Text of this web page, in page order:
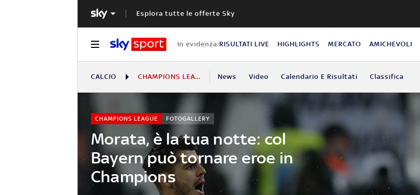
Esplora tutte le offerte Sky
In evidenza:RISULTATI LIVE HIGHLIGHTS MERCATO AMICHEVOLI
CALCIO CHAMPIONS LEAGUE News Video Calendario E Risultati Classifica
Morata, è la tua notte: col
Bayern può tornare eroe in
Champions
CHAMPIONS LEAGUE FOTOGALLERY